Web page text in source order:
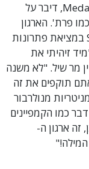
מר שיל, מה-Medal Missionaries Community, דיבר על
פרת'. הארגון
שלו עובד בשיתוף עם ארגון ה-Scientology במציאת פתרונות
זיהיתי את
מר שיל. "לא משנה
תוקפים את זה
מנולרבור
כמו הקמפיינים
זה ארגון ה-